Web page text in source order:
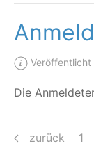
Veröffentlicht
Die
zurück 1